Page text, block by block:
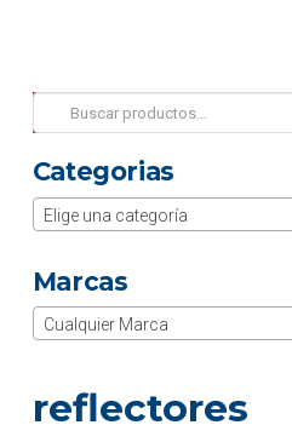
Buscar
por:
Categorias
Elige una categoría
Marcas
Cualquier Marca
reflectores